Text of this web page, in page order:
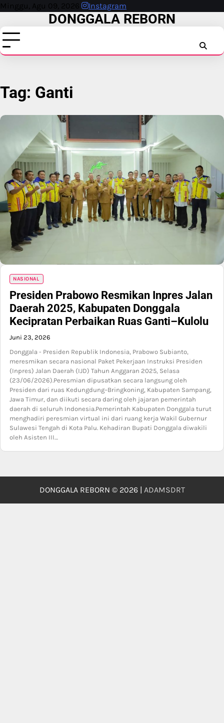
Skip
content
Minggu, Agu 09, 2026 Instagram
DONGGALA REBORN
Tag: Ganti
NASIONAL
Presiden Prabowo Resmikan Inpres Jalan
Daerah 2025, Kabupaten Donggala
Kecipratan Perbaikan Ruas Ganti–Kulolu
Juni 23, 2026
Donggala - Presiden Republik Indonesia, Prabowo Subianto,
meresmikan secara nasional Paket Pekerjaan Instruksi Presiden
(Inpres) Jalan Daerah (IJD) Tahun Anggaran 2025, Selasa
(23/06/2026).Peresmian dipusatkan secara langsung oleh
Presiden dari ruas Kedungdung–Bringkoning, Kabupaten Sampang,
Jawa Timur, dan diikuti secara daring oleh jajaran pemerintah
daerah di seluruh Indonesia.Pemerintah Kabupaten Donggala turut
menghadiri peresmian virtual ini dari ruang kerja Wakil Gubernur
Sulawesi Tengah di Kota Palu. Kehadiran Bupati Donggala diwakili
oleh Asisten III…
DONGGALA REBORN © 2026 | ADAMSDRT